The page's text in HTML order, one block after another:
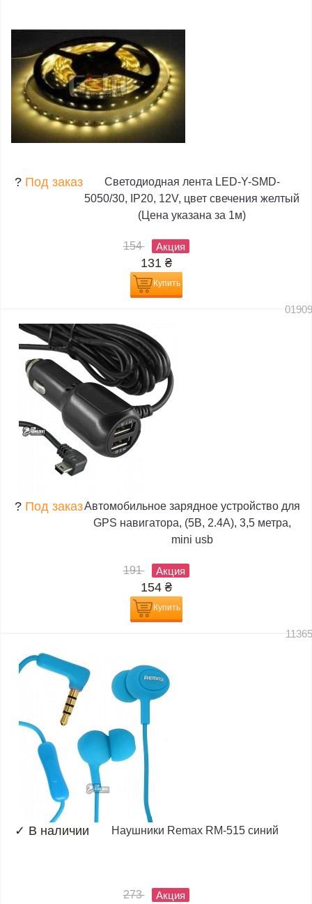
? Под заказ
Светодиодная лента LED-Y-SMD-
5050/30, IP20, 12V, цвет свечения желтый
(Цена указана за 1м)
154 Акция
131 ₴
Купить
? Под заказАвтомобильное зарядное устройство для
GPS навигатора, (5В, 2.4А), 3,5 метра,
mini usb
191 Акция
154 ₴
Купить
✓ В наличии Наушники Remax RM-515 синий
273 Акция